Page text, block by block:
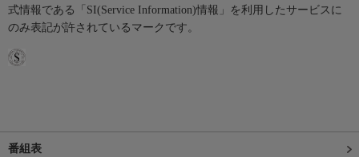
式情報である「SI(Service Information)情報」を利用したサービスに
のみ表記が許されているマークです。
番組表